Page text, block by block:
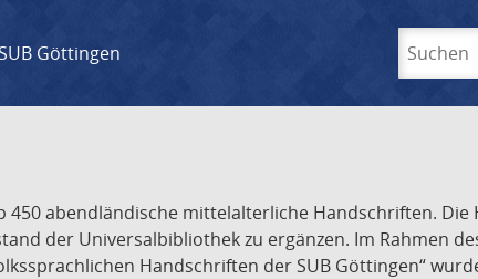
Göttingen
abendländische mittelalterliche Handschriften.
der Universalbibliothek zu ergänzen. Im Rahmen
Handschriften der SUB Göttingen“